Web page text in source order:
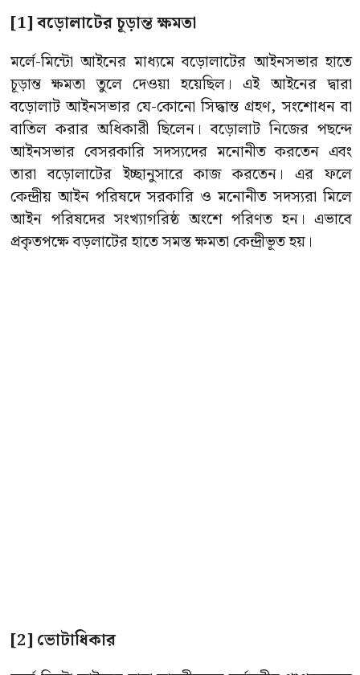
[1] বড়ােলাটের চূড়ান্ত ক্ষমতা
মর্লে-মিন্টো আইনের মাধ্যমে বড়ােলাটের আইনসভার হাতে
চূড়ান্ত ক্ষমতা তুলে দেওয়া হয়েছিল। এই আইনের দ্বারা
বড়ােলাট আইনসভার যে-কোনো সিদ্ধান্ত গ্রহণ, সংশােধন বা
বাতিল করার অধিকারী ছিলেন। বড়ােলাট নিজের পছন্দে
আইনসভার বেসরকারি সদস্যদের মনােনীত করতেন এবং
তারা বড়ােলাটের ইচ্ছানুসারে কাজ করতেন। এর ফলে
কেন্দ্রীয় আইন পরিষদে সরকারি ও মনােনীত সদস্যরা মিলে
আইন পরিষদের সংখ্যাগরিষ্ঠ অংশে পরিণত হন। এভাবে
প্রকৃতপক্ষে বড়লাটের হাতে সমস্ত ক্ষমতা কেন্দ্রীভূত হয়।
[2] ভােটাধিকার